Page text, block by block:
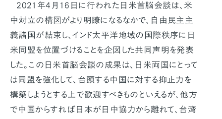
2021年4月16日に行われた日米首脳会談は、米
中対立の構図がより明瞭になるなかで、自由民主主
義諸国が結束し、インド太平洋地域の国際秩序に日
米同盟を位置づけることを企図した共同声明を発表
した。この日米首脳会談の成果は、日米両国にとって
は同盟を強化して、台頭する中国に対する抑止力を
構築しようとする上で歓迎すべきものといえるが、他方
で中国からすれば日本が日中協力から離れて、台湾